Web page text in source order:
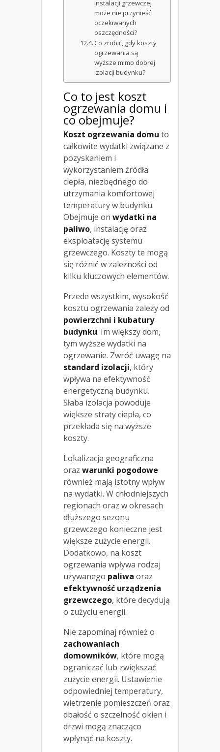
instalacji grzewczej
może nie przynieść
oczekiwanych
oszczędności?
Co zrobić, gdy koszty
ogrzewania są
wyższe mimo dobrej
izolacji budynku?
Co to jest koszt
ogrzewania domu i
co obejmuje?
Koszt ogrzewania domu to
całkowite wydatki związane z
pozyskaniem i
wykorzystaniem źródła
ciepła, niezbędnego do
utrzymania komfortowej
temperatury w budynku.
Obejmuje on wydatki na
paliwo, instalację oraz
eksploatację systemu
grzewczego. Koszty te mogą
się różnić w zależności od
kilku kluczowych elementów.
Przede wszystkim, wysokość
kosztu ogrzewania zależy od
powierzchni i kubatury
budynku. Im większy dom,
tym wyższe wydatki na
ogrzewanie. Zwróć uwagę na
standard izolacji, który
wpływa na efektywność
energetyczną budynku.
Słaba izolacja powoduje
większe straty ciepła, co
przekłada się na wyższe
koszty.
Lokalizacja geograficzna
oraz warunki pogodowe
również mają istotny wpływ
na wydatki. W chłodniejszych
regionach oraz w okresach
dłuższego sezonu
grzewczego konieczne jest
większe zużycie energii.
Dodatkowo, na koszt
ogrzewania wpływa rodzaj
używanego paliwa oraz
efektywność urządzenia
grzewczego, które decydują
o zużyciu energii.
Nie zapominaj również o
zachowaniach
domowników, które mogą
ograniczać lub zwiększać
zużycie energii. Ustawienie
odpowiedniej temperatury,
wietrzenie pomieszczeń oraz
dbałość o szczelność okien i
drzwi mogą znacząco
wpłynąć na koszty.